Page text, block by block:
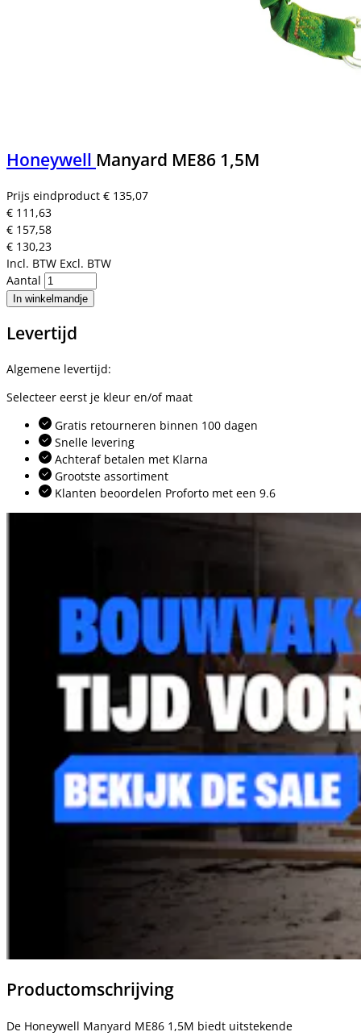
Honeywell Manyard ME86 1,5M
Prijs eindproduct € 135,07
€ 111,63
€ 157,58
€ 130,23
Incl. BTW Excl. BTW
Aantal
In winkelmandje
Levertijd
Algemene levertijd:
Selecteer eerst je kleur en/of maat
Gratis retourneren binnen 100 dagen
Snelle levering
Achteraf betalen met Klarna
Grootste assortiment
Klanten beoordelen Proforto met een 9.6
Productomschrijving
De Honeywell Manyard ME86 1,5M biedt uitstekende